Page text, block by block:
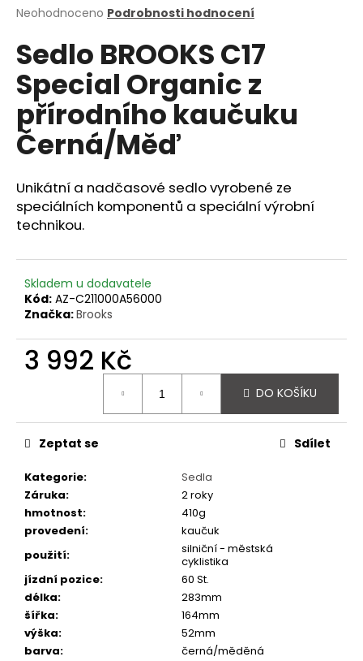
Průměrné
produktu
je
0,0
z
5
hvězdiček.
Neohodnoceno Podrobnosti hodnocení
Sedlo BROOKS C17
Special Organic z
přírodního kaučuku
Černá/Měď
Unikátní a nadčasové sedlo vyrobené ze
speciálních komponentů a speciální výrobní
technikou.
Skladem u dodavatele
Kód: AZ-C211000A56000
Značka:Brooks
3 992 Kč
DO KOŠÍKU
Kategorie:
Sedla
Záruka:
2 roky
hmotnost:
410g
provedení:
kaučuk
použití:
silniční - městská
cyklistika
jízdní pozice:
60 St.
délka:
283mm
šířka:
164mm
výška:
52mm
barva: černá/měděná
Zeptat se Sdílet
a
j
í
t
?
HLEDAT
D
o
p
o
u
č
e
m
FAVORIT
DÁMSKÝ
URBAN
BIKE
BY
WAKARY
27
800
Kč